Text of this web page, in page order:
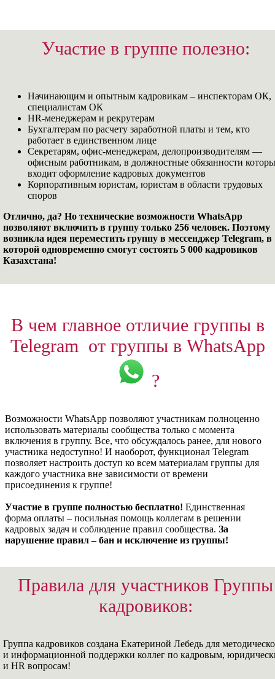
Участие в группе полезно:
Начинающим и опытным кадровикам – инспекторам ОК,
специалистам ОК
HR-менеджерам и рекрутерам
Бухгалтерам по расчету заработной платы и тем, кто
работает в единственном лице
Секретарям, офис-менеджерам, делопроизводителям —
офисным работникам, в должностные обязанности
входит оформление кадровых документов
Корпоративным юристам, юристам в области трудовых
споров
Отлично, да? Но технические возможности WhatsApp
позволяют включить в группу только 256 человек. Поэтому
возникла идея переместить группу в мессенджер Telegram, в
которой одновременно смогут состоять 5 000 кадровиков
Казахстана!
В чем главное отличие группы в
Telegram от группы в WhatsApp
?
Возможности WhatsApp позволяют участникам полноценно
использовать материалы сообщества только с момента
включения в группу. Все, что обсуждалось ранее, для нового
участника недоступно! И наоборот, функционал Telegram
позволяет настроить доступ ко всем материалам группы для
каждого участника вне зависимости от времени
присоединения к группе!
Участие в группе полностью бесплатно! Единственная
форма оплаты – посильная помощь коллегам в решении
кадровых задач и соблюдение правил сообщества. За
нарушение правил – бан и исключение из группы!
Правила для участников Группы
кадровиков:
Группа кадровиков создана Екатериной Лебедь для
и информационной поддержки коллег по кадровым,
и HR вопросам!